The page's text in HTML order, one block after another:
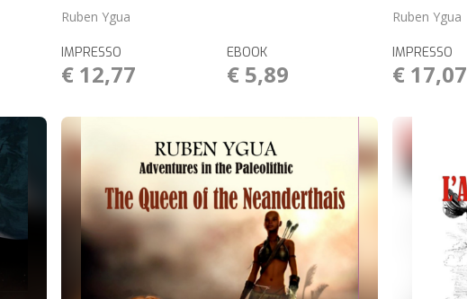
Ruben Ygua
IMPRESSO
€ 12,77
EBOOK
€ 5,89
Ruben Ygua
IMPRESSO
€ 17,07